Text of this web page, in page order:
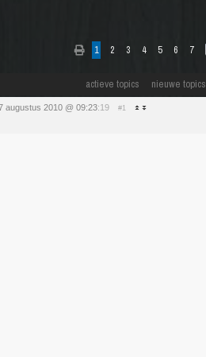
1 2 3 4 5 6 7
actieve topics nieuwe topics
augustus 2010 @ 09:23:19 #1